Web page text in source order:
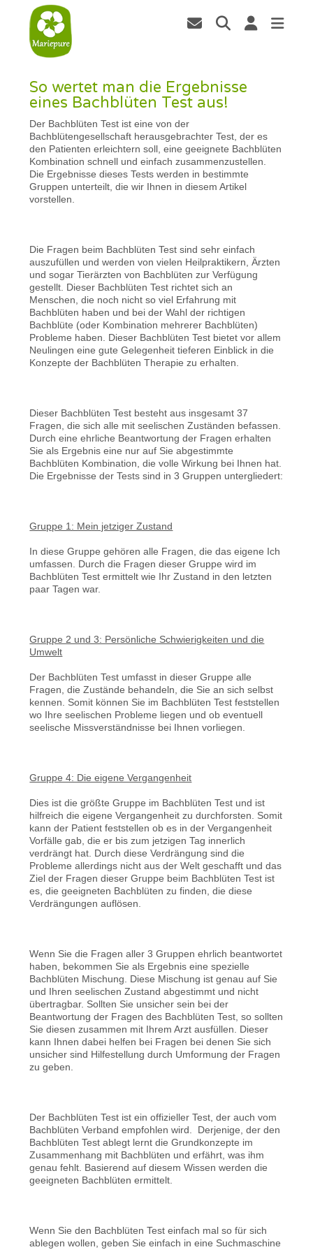
So wertet man die Ergebnisse
eines Bachblüten Test aus!
Der Bachblüten Test ist eine von der
Bachblütengesellschaft herausgebrachter Test, der es
den Patienten erleichtern soll, eine geeignete Bachblüten
Kombination schnell und einfach zusammenzustellen.
Die Ergebnisse dieses Tests werden in bestimmte
Gruppen unterteilt, die wir Ihnen in diesem Artikel
vorstellen.
Die Fragen beim Bachblüten Test sind sehr einfach
auszufüllen und werden von vielen Heilpraktikern, Ärzten
und sogar Tierärzten von Bachblüten zur Verfügung
gestellt. Dieser Bachblüten Test richtet sich an
Menschen, die noch nicht so viel Erfahrung mit
Bachblüten haben und bei der Wahl der richtigen
Bachblüte (oder Kombination mehrerer Bachblüten)
Probleme haben. Dieser Bachblüten Test bietet vor allem
Neulingen eine gute Gelegenheit tieferen Einblick in die
Konzepte der Bachblüten Therapie zu erhalten.
Dieser Bachblüten Test besteht aus insgesamt 37
Fragen, die sich alle mit seelischen Zuständen befassen.
Durch eine ehrliche Beantwortung der Fragen erhalten
Sie als Ergebnis eine nur auf Sie abgestimmte
Bachblüten Kombination, die volle Wirkung bei Ihnen hat.
Die Ergebnisse der Tests sind in 3 Gruppen untergliedert:
Gruppe 1: Mein jetziger Zustand
In diese Gruppe gehören alle Fragen, die das eigene Ich
umfassen. Durch die Fragen dieser Gruppe wird im
Bachblüten Test ermittelt wie Ihr Zustand in den letzten
paar Tagen war.
Gruppe 2 und 3: Persönliche Schwierigkeiten und die
Umwelt
Der Bachblüten Test umfasst in dieser Gruppe alle
Fragen, die Zustände behandeln, die Sie an sich selbst
kennen. Somit können Sie im Bachblüten Test feststellen
wo Ihre seelischen Probleme liegen und ob eventuell
seelische Missverständnisse bei Ihnen vorliegen.
Gruppe 4: Die eigene Vergangenheit
Dies ist die größte Gruppe im Bachblüten Test und ist
hilfreich die eigene Vergangenheit zu durchforsten. Somit
kann der Patient feststellen ob es in der Vergangenheit
Vorfälle gab, die er bis zum jetzigen Tag innerlich
verdrängt hat. Durch diese Verdrängung sind die
Probleme allerdings nicht aus der Welt geschafft und das
Ziel der Fragen dieser Gruppe beim Bachblüten Test ist
es, die geeigneten Bachblüten zu finden, die diese
Verdrängungen auflösen.
Wenn Sie die Fragen aller 3 Gruppen ehrlich beantwortet
haben, bekommen Sie als Ergebnis eine spezielle
Bachblüten Mischung. Diese Mischung ist genau auf Sie
und Ihren seelischen Zustand abgestimmt und nicht
übertragbar. Sollten Sie unsicher sein bei der
Beantwortung der Fragen des Bachblüten Test, so sollten
Sie diesen zusammen mit Ihrem Arzt ausfüllen. Dieser
kann Ihnen dabei helfen bei Fragen bei denen Sie sich
unsicher sind Hilfestellung durch Umformung der Fragen
zu geben.
Der Bachblüten Test ist ein offizieller Test, der auch vom
Bachblüten Verband empfohlen wird. Derjenige, der den
Bachblüten Test ablegt lernt die Grundkonzepte im
Zusammenhang mit Bachblüten und erfährt, was ihm
genau fehlt. Basierend auf diesem Wissen werden die
geeigneten Bachblüten ermittelt.
Wenn Sie den Bachblüten Test einfach mal so für sich
ablegen wollen, geben Sie einfach in eine Suchmaschine